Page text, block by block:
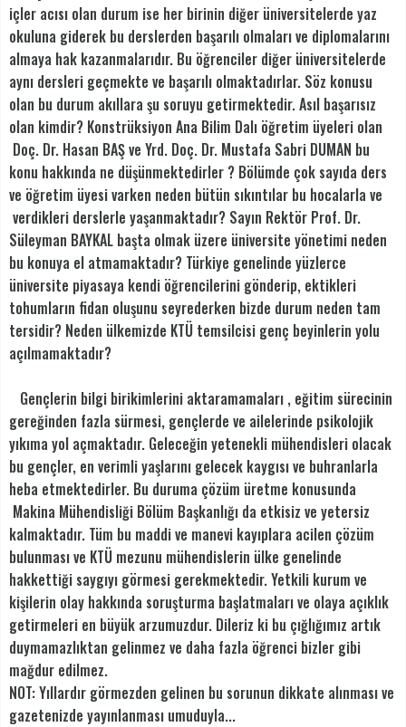
içler acısı olan durum ise her birinin diğer üniversitelerde yaz
okuluna giderek bu derslerden başarılı olmaları ve diplomalarını
almaya hak kazanmalarıdır. Bu öğrenciler diğer üniversitelerde
aynı dersleri geçmekte ve başarılı olmaktadırlar. Söz konusu
olan bu durum akıllara şu soruyu getirmektedir. Asıl başarısız
olan kimdir? Konstrüksiyon Ana Bilim Dalı öğretim üyeleri olan
Doç. Dr. Hasan BAŞ ve Yrd. Doç. Dr. Mustafa Sabri DUMAN bu
konu hakkında ne düşünmektedirler ? Bölümde çok sayıda ders
ve öğretim üyesi varken neden bütün sıkıntılar bu hocalarla ve
verdikleri derslerle yaşanmaktadır? Sayın Rektör Prof. Dr.
Süleyman BAYKAL başta olmak üzere üniversite yönetimi neden
bu konuya el atmamaktadır? Türkiye genelinde yüzlerce
üniversite piyasaya kendi öğrencilerini gönderip, ektikleri
tohumların fidan oluşunu seyrederken bizde durum neden tam
tersidir? Neden ülkemizde KTÜ temsilcisi genç beyinlerin yolu
açılmamaktadır?
Gençlerin bilgi birikimlerini aktaramamaları , eğitim sürecinin
gereğinden fazla sürmesi, gençlerde ve ailelerinde psikolojik
yıkıma yol açmaktadır. Geleceğin yetenekli mühendisleri olacak
bu gençler, en verimli yaşlarını gelecek kaygısı ve buhranlarla
heba etmektedirler. Bu duruma çözüm üretme konusunda
Makina Mühendisliği Bölüm Başkanlığı da etkisiz ve yetersiz
kalmaktadır. Tüm bu maddi ve manevi kayıplara acilen çözüm
bulunması ve KTÜ mezunu mühendislerin ülke genelinde
hakkettiği saygıyı görmesi gerekmektedir. Yetkili kurum ve
kişilerin olay hakkında soruşturma başlatmaları ve olaya açıklık
getirmeleri en büyük arzumuzdur. Dileriz ki bu çığlığımız artık
duymamazlıktan gelinmez ve daha fazla öğrenci bizler gibi
mağdur edilmez.
NOT: Yıllardır görmezden gelinen bu sorunun dikkate alınması ve
gazetenizde yayınlanması umuduyla...